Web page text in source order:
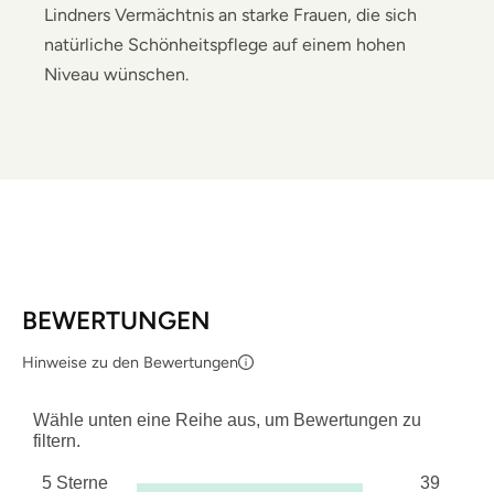
Lindners Vermächtnis an starke Frauen, die sich
natürliche Schönheitspflege auf einem hohen
Niveau wünschen.
BEWERTUNGEN
Hinweise zu den Bewertungen
Wähle unten eine Reihe aus, um Bewertungen zu
filtern.
5 Sterne Sterne
39